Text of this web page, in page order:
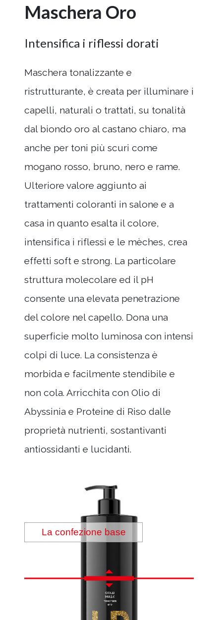
Maschera Oro
Intensifica i riflessi dorati
Maschera tonalizzante e
ristrutturante, è creata per illuminare i
capelli, naturali o trattati, su tonalità
dal biondo oro al castano chiaro, ma
anche per toni più scuri come
mogano rosso, bruno, nero e rame.
Ulteriore valore aggiunto ai
trattamenti coloranti in salone e a
casa in quanto esalta il colore,
intensifica i riflessi e le mèches, crea
effetti soft e strong. La particolare
struttura molecolare ed il pH
consente una elevata penetrazione
del colore nel capello. Dona una
superficie molto luminosa con intensi
colpi di luce. La consistenza è
morbida e facilmente stendibile e
non cola. Arricchita con Olio di
Abyssinia e Proteine di Riso dalle
proprietà nutrienti, sostantivanti
antiossidanti e lucidanti.
La confezione base